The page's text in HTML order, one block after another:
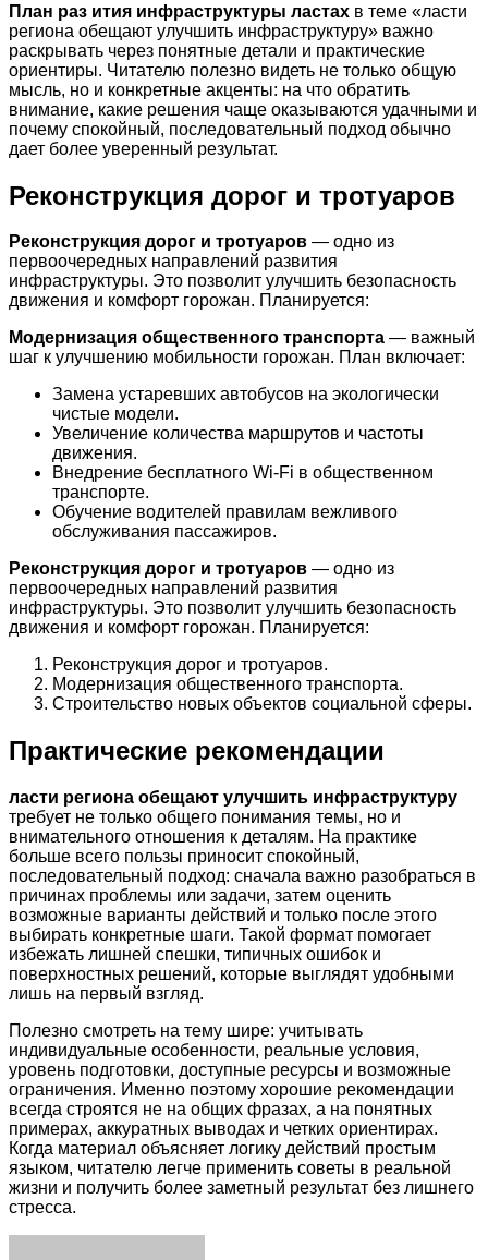
План раз ития инфраструктуры ластах в теме «ласти
региона обещают улучшить инфраструктуру» важно
раскрывать через понятные детали и практические
ориентиры. Читателю полезно видеть не только общую
мысль, но и конкретные акценты: на что обратить
внимание, какие решения чаще оказываются удачными и
почему спокойный, последовательный подход обычно
дает более уверенный результат.
Реконструкция дорог и тротуаров
Реконструкция дорог и тротуаров — одно из
первоочередных направлений развития
инфраструктуры. Это позволит улучшить безопасность
движения и комфорт горожан. Планируется:
Модернизация общественного транспорта — важный
шаг к улучшению мобильности горожан. План включает:
Замена устаревших автобусов на экологически
чистые модели.
Увеличение количества маршрутов и частоты
движения.
Внедрение бесплатного Wi-Fi в общественном
транспорте.
Обучение водителей правилам вежливого
обслуживания пассажиров.
Реконструкция дорог и тротуаров — одно из
первоочередных направлений развития
инфраструктуры. Это позволит улучшить безопасность
движения и комфорт горожан. Планируется:
Реконструкция дорог и тротуаров.
Модернизация общественного транспорта.
Строительство новых объектов социальной сферы.
Практические рекомендации
ласти региона обещают улучшить инфраструктуру
требует не только общего понимания темы, но и
внимательного отношения к деталям. На практике
больше всего пользы приносит спокойный,
последовательный подход: сначала важно разобраться в
причинах проблемы или задачи, затем оценить
возможные варианты действий и только после этого
выбирать конкретные шаги. Такой формат помогает
избежать лишней спешки, типичных ошибок и
поверхностных решений, которые выглядят удобными
лишь на первый взгляд.
Полезно смотреть на тему шире: учитывать
индивидуальные особенности, реальные условия,
уровень подготовки, доступные ресурсы и возможные
ограничения. Именно поэтому хорошие рекомендации
всегда строятся не на общих фразах, а на понятных
примерах, аккуратных выводах и четких ориентирах.
Когда материал объясняет логику действий простым
языком, читателю легче применить советы в реальной
жизни и получить более заметный результат без лишнего
стресса.